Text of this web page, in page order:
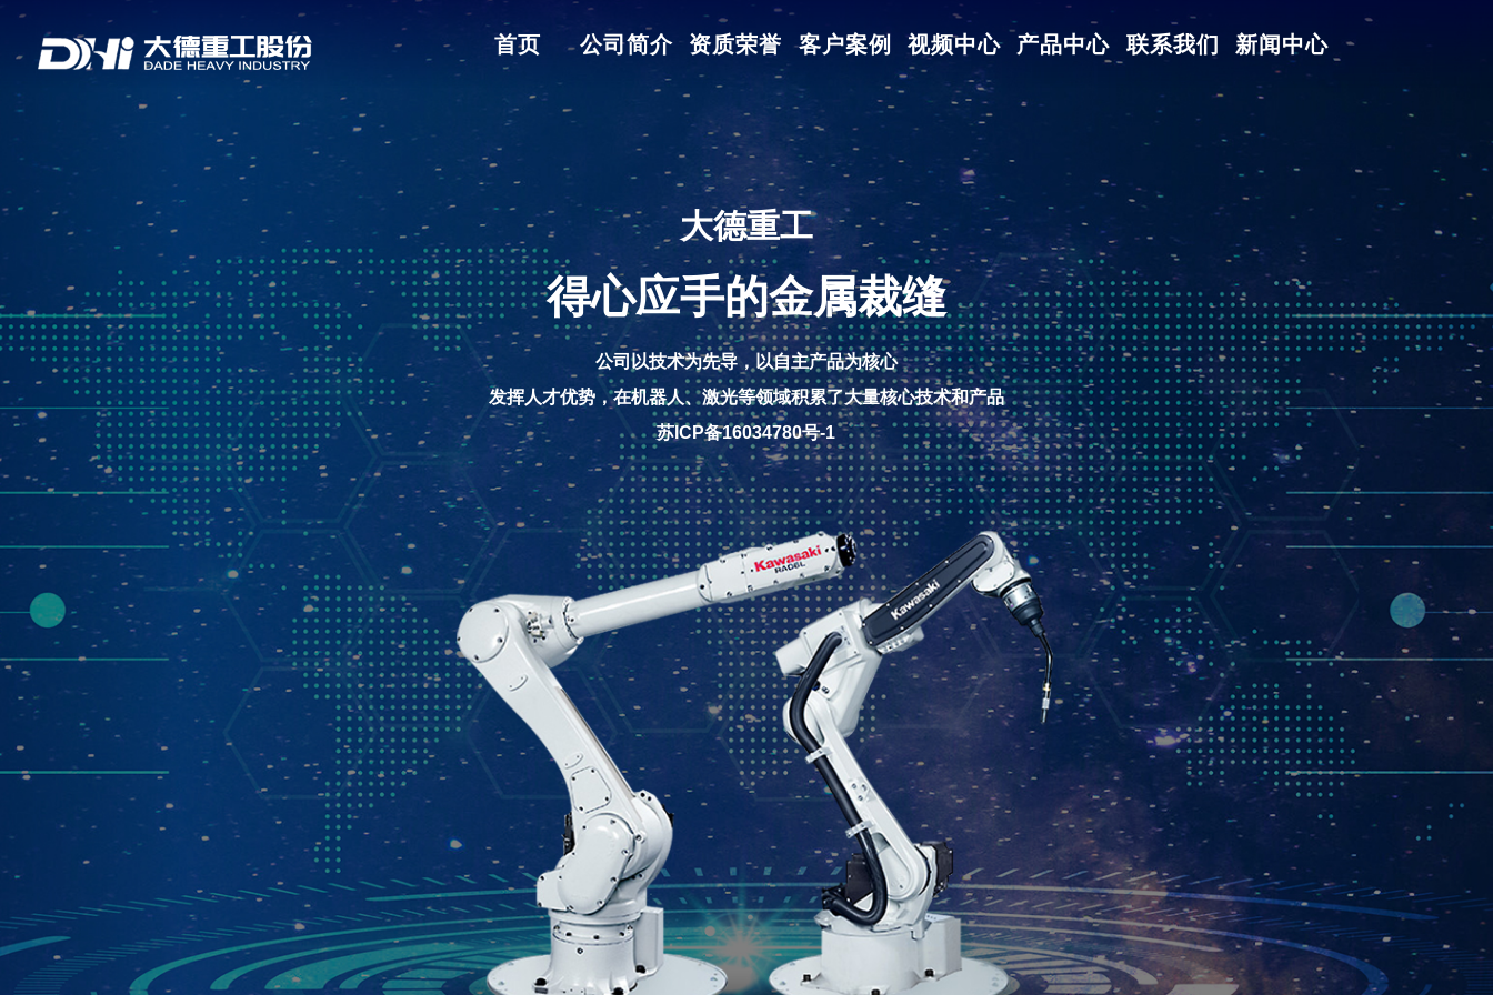
首页 公司简介 资质荣誉 客户案例 视频中心 产品中心 联系我们 新闻中心
大德重工
得心应手的金属裁缝
公司以技术为先导，以自主产品为核心
发挥人才优势，在机器人、激光等领域积累了大量核心技术和产品
苏ICP备16034780号-1